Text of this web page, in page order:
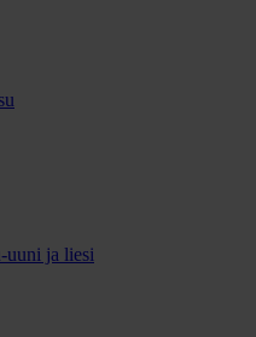
uuni ja liesi